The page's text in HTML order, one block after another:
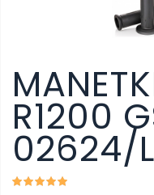
R1200
02624/L